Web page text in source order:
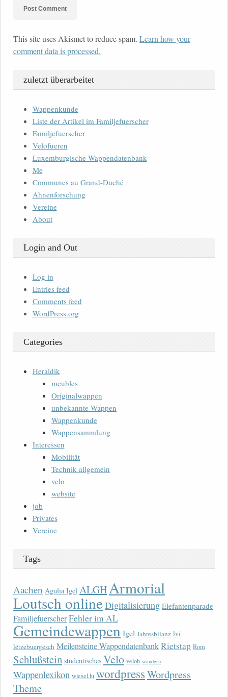
This site uses Akismet to reduce spam. Learn how your
comment data is processed.
zuletzt überarbeitet
Wappenkunde
Liste der Artikel im Familjefuerscher
Familjefuerscher
Velofueren
Luxemburgische Wappendatenbank
Me
Communes au Grand-Duché
Ahnenforschung
Vereine
About
Login and Out
Log in
Entries feed
Comments feed
WordPress.org
Categories
Heraldik
meubles
Originalwappen
unbekannte Wappen
Wappenkunde
Wappensammlung
Interessen
Mobilität
Technik allgemein
velo
website
job
Privates
Vereine
Tags
Aachen Agulia Igel ALGHArmorial
Loutsch onlineDigitalisierung Elefantenparade
FamiljefuerscherFehler im AL
Gemeindewappen Igel Jahresbilanz lvi
lëtzebuergesch Meilensteine WappendatenbankRietstap Rom
Schlußstein studentisches Velo veloh wandern
Wappenlexikon wiesel.lu wordpressWordpress
Theme